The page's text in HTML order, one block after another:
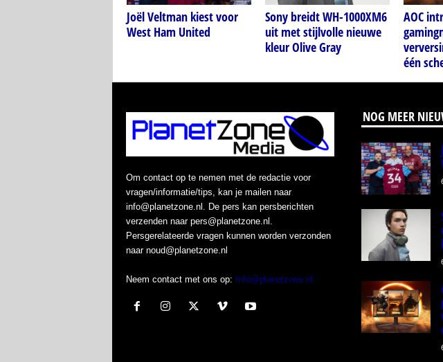
Joël Veltman kiest voor
West Ham United
Sony breidt WH-1000XM6
uit met stijlvolle nieuwe
kleur Olive Gray
AOC
één
Om contact op te nemen met de redactie voor
vragen/informatie/tips, kan je mailen naar
info@planetzone.nl. De pers kan persberichten
verzenden naar pers@planetzone.nl.
Persgerelateerde vragen kunnen worden verzonden
naar noud@planetzone.nl
Neem contact met ons op: Info@planetzone.nl
NOG MEER